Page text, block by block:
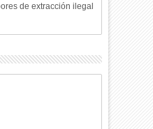
de extracción ilegal